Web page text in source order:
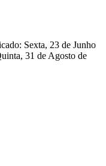
Sexta, 23 de Junho
31 de Agosto de